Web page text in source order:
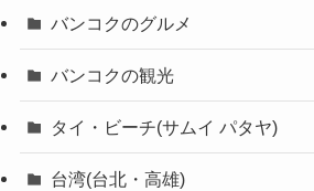
バンコクのグルメ
バンコクの観光
タイ・ビーチ(サムイ パタヤ)
台湾(台北・高雄)